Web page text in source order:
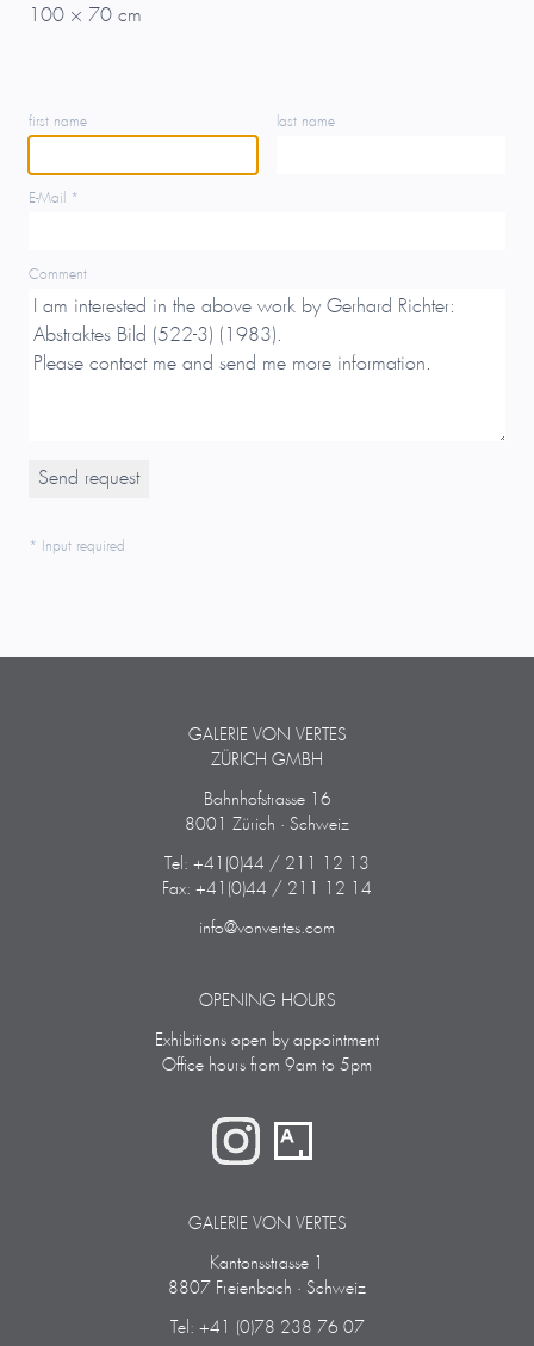
100 × 70 cm
first name last name
E-Mail *
Comment
* Input required
GALERIE VON VERTES
ZÜRICH GMBH
Bahnhofstrasse 16
8001 Zürich · Schweiz
Tel: +41(0)44 / 211 12 13
Fax: +41(0)44 / 211 12 14
info@vonvertes.com
OPENING HOURS
Exhibitions open by appointment
Office hours from 9am to 5pm
GALERIE VON VERTES
Kantonsstrasse 1
8807 Freienbach · Schweiz
Tel: +41 (0)78 238 76 07